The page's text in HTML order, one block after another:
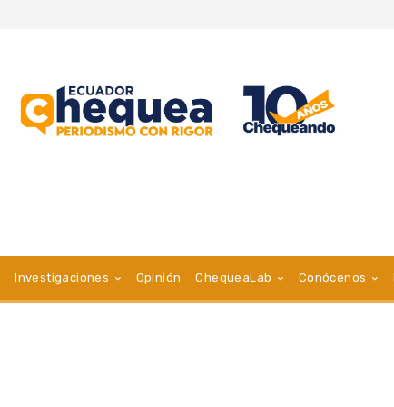
Investigaciones Opinión ChequeaLab Conócenos